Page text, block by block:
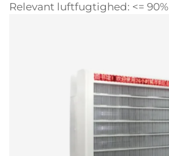
Relevant luftfugtighed: <= 90%